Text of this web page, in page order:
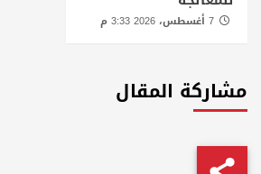
مشاركة المقال